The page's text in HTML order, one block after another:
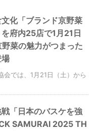
化「ブランド京野菜
府内25店で1月21日
菜の魅力がつまった
では、1月21日（土）から
「日本のバスケを強
SAMURAI 2025 TH